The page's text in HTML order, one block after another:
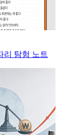
리 탐험 노트